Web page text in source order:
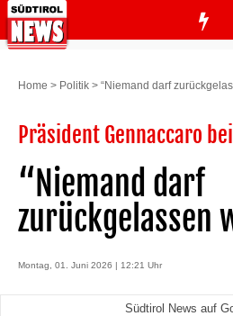
Home > Politik > “Niemand darf
Präsident Gennaccaro
“Niemand darf
zurückgelassen
Montag, 01. Juni 2026 | 12:21 Uhr
Südtirol News auf